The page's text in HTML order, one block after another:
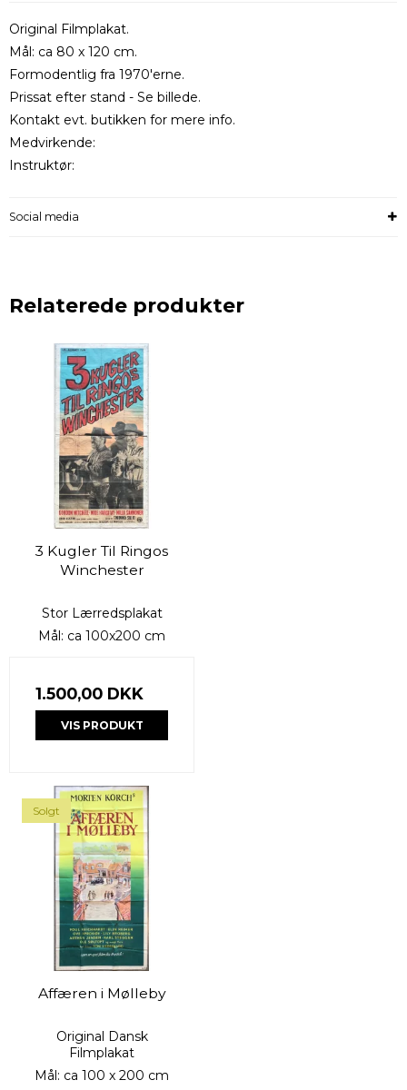
Original Filmplakat.
Mål: ca 80 x 120 cm.
Formodentlig fra 1970'erne.
Prissat efter stand - Se billede.
Kontakt evt. butikken for mere info.
Medvirkende:
Instruktør:
Social media
Relaterede produkter
3 Kugler Til Ringos
Winchester
Stor Lærredsplakat
Mål: ca 100x200 cm
1.500,00 DKK
VIS PRODUKT
Solgt
Affæren i Mølleby
Original Dansk
Filmplakat
Mål: ca 100 x 200 cm